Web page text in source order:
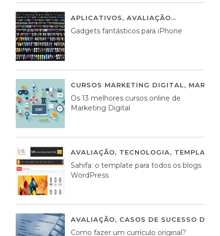
APLICATIVOS, AVALIAÇÃO
Gadgets fantásticos para iPhone
CURSOS MARKETING DIGITAL,
Os 13 melhores cursos online de
Marketing Digital
AVALIAÇÃO, TECNOLOGIA,
Sahifa: o template para todos os blogs
WordPress
AVALIAÇÃO, CASOS DE SUCESSO DE
Como fazer um currículo original?